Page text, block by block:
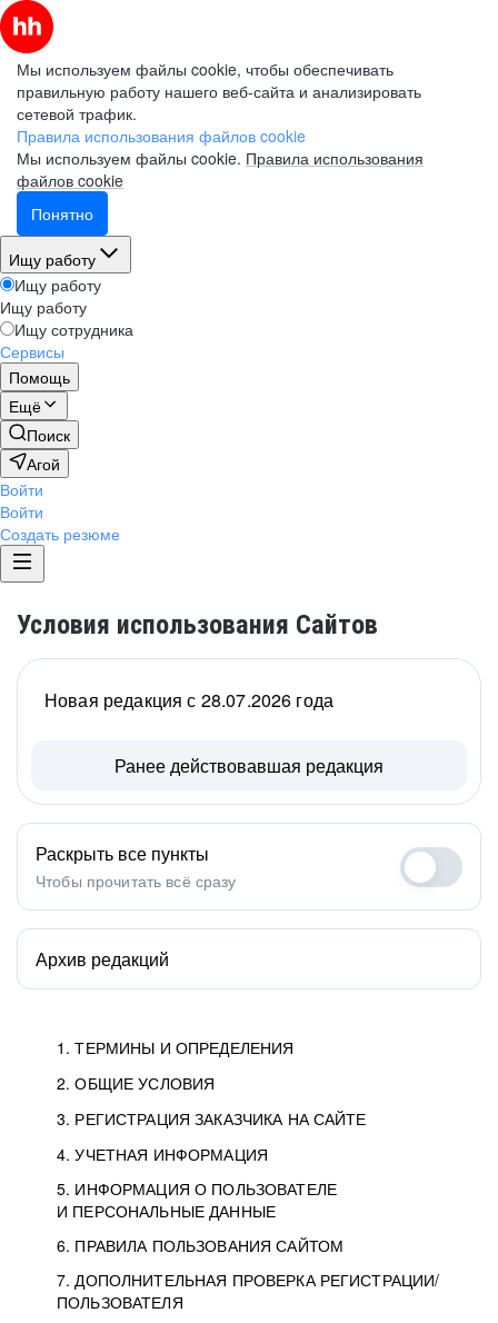
Мы используем файлы cookie, чтобы обеспечивать
правильную работу нашего веб-сайта и анализировать
сетевой трафик.
Правила использования файлов cookie
Мы используем файлы cookie. Правила использования
файлов cookie
Понятно
Ищу работу
Ищу работу
Ищу работу
Ищу сотрудника
Сервисы
Помощь
Ещё
Поиск
Агой
Войти
Войти
Создать резюме
Условия использования Сайтов
1. ТЕРМИНЫ И ОПРЕДЕЛЕНИЯ
2. ОБЩИЕ УСЛОВИЯ
3. РЕГИСТРАЦИЯ ЗАКАЗЧИКА НА САЙТЕ
4. УЧЕТНАЯ ИНФОРМАЦИЯ
5. ИНФОРМАЦИЯ О ПОЛЬЗОВАТЕЛЕ
И ПЕРСОНАЛЬНЫЕ ДАННЫЕ
6. ПРАВИЛА ПОЛЬЗОВАНИЯ САЙТОМ
7. ДОПОЛНИТЕЛЬНАЯ ПРОВЕРКА РЕГИСТРАЦИИ/
ПОЛЬЗОВАТЕЛЯ
Новая редакция с 28.07.2026 года
Ранее действовавшая редакция
Раскрыть все пункты
Чтобы прочитать всё сразу
Архив редакций